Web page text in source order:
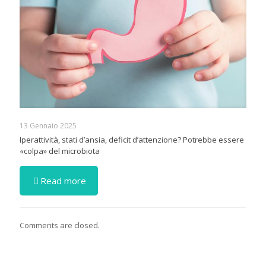
13 Gennaio 2025
Iperattività, stati d’ansia, deficit d’attenzione? Potrebbe essere
«colpa» del microbiota
Read more
Comments are closed.